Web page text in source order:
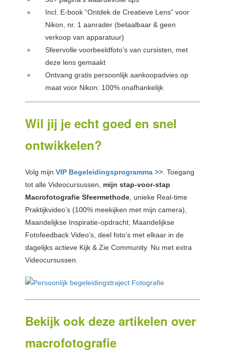
Incl. E-book “Ontdek de Creatieve Lens” voor
Nikon, nr. 1 aanrader (betaalbaar & geen
verkoop van apparatuur)
Sfeervolle voorbeeldfoto’s van cursisten, met
deze lens gemaakt
Ontvang gratis persoonlijk aankoopadvies op
maat voor Nikon: 100% onafhankelijk
Wil jij je echt goed en snel
ontwikkelen?
Volg mijn VIP Begeleidingsprogramma >> . Toegang
tot alle Videocursussen, mijn stap-voor-stap
Macrofotografie Sfeermethode , unieke Real-time
Praktijkvideo’s (100% meekijken met mijn camera),
Maandelijkse Inspiratie-opdracht, Maandelijkse
Fotofeedback Video’s, deel foto’s met elkaar in de
dagelijks actieve Kijk & Zie Community. Nu met extra
Videocursussen.
Bekijk ook deze artikelen over
macrofotografie